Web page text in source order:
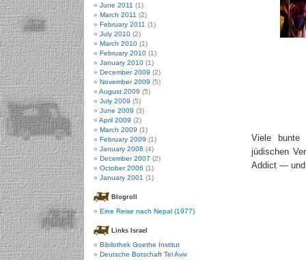
Viele bunte
jüdischen
Addict — und
June 2011 (1)
March 2011 (2)
February 2011 (1)
July 2010 (2)
March 2010 (1)
February 2010 (1)
January 2010 (1)
December 2009 (2)
November 2009 (5)
August 2009 (5)
July 2009 (5)
June 2009 (3)
April 2009 (2)
March 2009 (1)
February 2009 (1)
January 2008 (4)
December 2007 (2)
October 2006 (1)
January 2001 (1)
Blogroll
Eine Reise nach Nepal (1977)
Links Israel
Bibilothek Goethe Institut
Deutsche Botschaft Tel Aviv